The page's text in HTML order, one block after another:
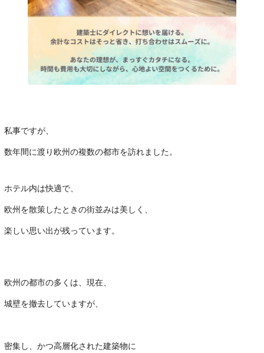
私事ですが、
数年間に渡り欧州の複数の都市を訪れました。
ホテル内は快適で、
欧州を散策したときの街並みは美しく、
楽しい思い出が残っています。
欧州の都市の多くは、現在、
城壁を撤去していますが、
密集し、かつ高層化された建築物に